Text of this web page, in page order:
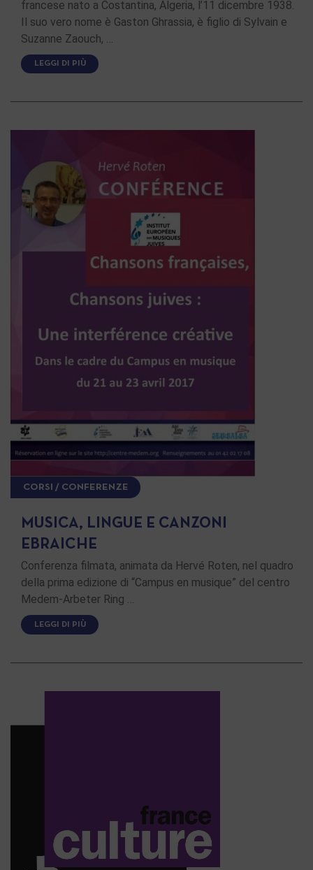
francese nato a Costantina, Algeria, l’11 dicembre 1938.
Il suo vero nome è Gaston Ghrassia, è figlio di Sylvain e
Suzanne Zaouch, …
LEGGI DI PIÙ
CORSI / CONFERENZE
MUSICA, LINGUE E CANZONI
EBRAICHE
Conferenza filmata, animata da Hervé Roten, nel quadro
della prima edizione di “Campus en musique” del centro
Medem-Arbeter Ring …
LEGGI DI PIÙ